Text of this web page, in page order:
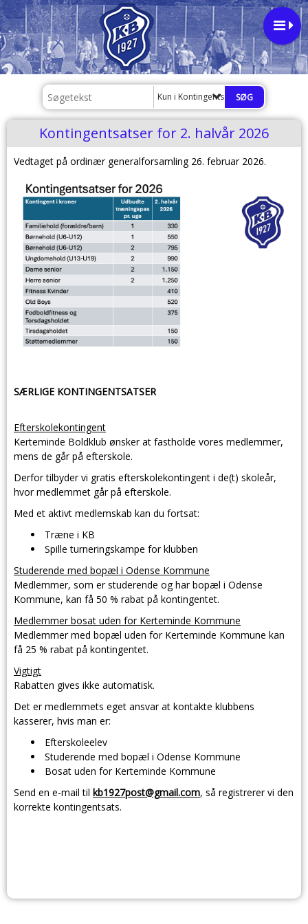
Kun i Kontingentsatser for 2. halvår
Kontingentsatser for 2. halvår 2026
Vedtaget på ordinær generalforsamling 26. februar 2026.
SÆRLIGE KONTINGENTSATSER
Efterskolekontingent
Kerteminde Boldklub ønsker at fastholde vores medlemmer,
mens de går på efterskole.
Derfor tilbyder vi gratis efterskolekontingent i de(t) skoleår,
hvor medlemmet går på efterskole.
Med et aktivt medlemskab kan du fortsat:
Træne i KB
Spille turneringskampe for klubben
Studerende med bopæl i Odense Kommune
Medlemmer, som er studerende og har bopæl i Odense
Kommune, kan få 50 % rabat på kontingentet.
Medlemmer bosat uden for Kerteminde Kommune
Medlemmer med bopæl uden for Kerteminde Kommune kan
få 25 % rabat på kontingentet.
Vigtigt
Rabatten gives ikke automatisk.
Det er medlemmets eget ansvar at kontakte klubbens
kasserer, hvis man er:
Efterskoleelev
Studerende med bopæl i Odense Kommune
Bosat uden for Kerteminde Kommune
Send en e-mail til kb1927post@gmail.com, så registrerer vi den
korrekte kontingentsats.